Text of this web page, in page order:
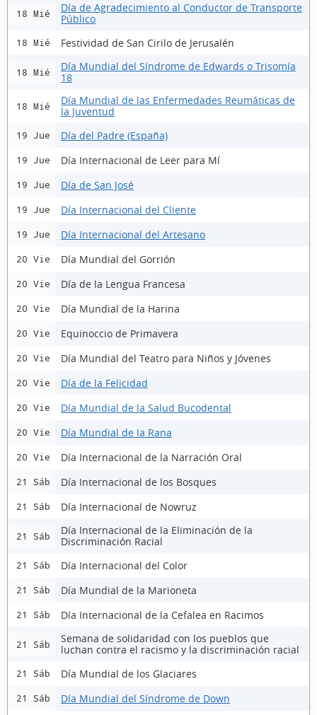
18 Mié
Día de Agradecimiento al Conductor de Transporte
Público
18 Mié Festividad de San Cirilo de Jerusalén
18 Mié
Día Mundial del Síndrome de Edwards o Trisomía
18
18 Mié
Día Mundial de las Enfermedades Reumáticas de
la Juventud
19 Jue Día del Padre (España)
19 Jue Día Internacional de Leer para Mí
19 Jue Día de San José
19 Jue Día Internacional del Cliente
19 Jue Día Internacional del Artesano
20 Vie Día Mundial del Gorrión
20 Vie Día de la Lengua Francesa
20 Vie Día Mundial de la Harina
20 Vie Equinoccio de Primavera
20 Vie Día Mundial del Teatro para Niños y Jóvenes
20 Vie Día de la Felicidad
20 Vie Día Mundial de la Salud Bucodental
20 Vie Día Mundial de la Rana
20 Vie Día Internacional de la Narración Oral
21 Sáb Día Internacional de los Bosques
21 Sáb Día Internacional de Nowruz
21 Sáb
Día Internacional de la Eliminación de la
Discriminación Racial
21 Sáb Día Internacional del Color
21 Sáb Día Mundial de la Marioneta
21 Sáb Día Internacional de la Cefalea en Racimos
21 Sáb
Semana de solidaridad con los pueblos que
luchan contra el racismo y la discriminación racial
21 Sáb Día Mundial de los Glaciares
21 Sáb Día Mundial del Síndrome de Down